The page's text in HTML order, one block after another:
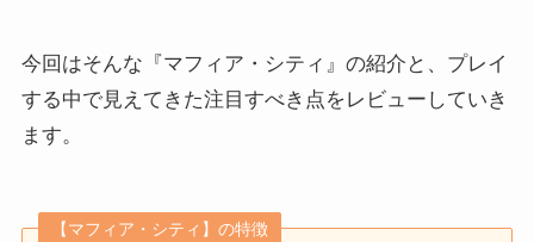
今回はそんな『マフィア・シティ』の紹介と、プレイ
する中で見えてきた注目すべき点をレビューしていき
ます。
【マフィア・シティ】の特徴